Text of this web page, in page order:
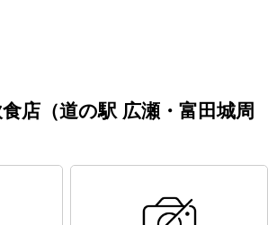
店（道の駅 広瀬・富田城周